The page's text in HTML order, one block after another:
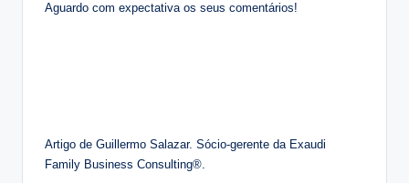
Aguardo com expectativa os seus comentários!
Artigo de Guillermo Salazar. Sócio-gerente da Exaudi
Family Business Consulting®.